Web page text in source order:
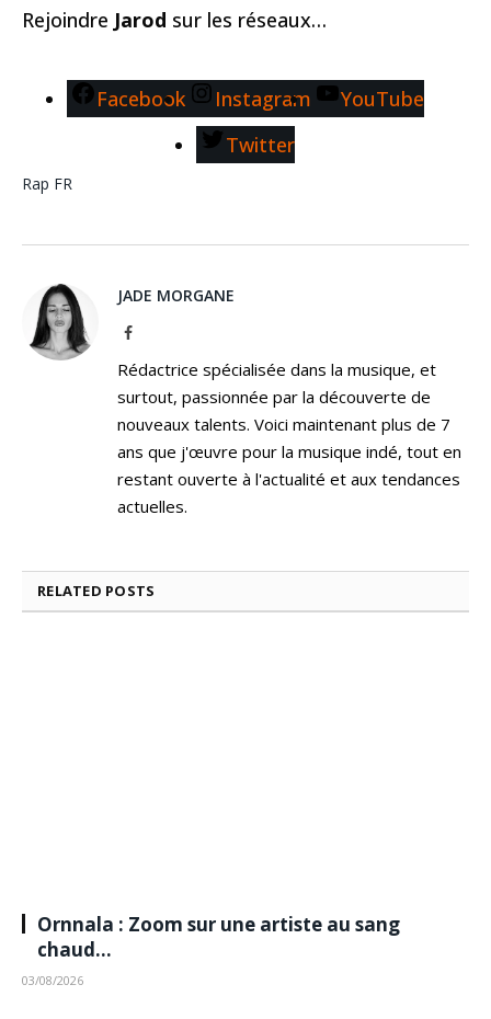
Rejoindre Jarod sur les réseaux…
Facebook Instagram
YouTube
Twitter
Rap FR
JADE MORGANE
Facebook
Rédactrice spécialisée dans la musique, et
surtout, passionnée par la découverte de
nouveaux talents. Voici maintenant plus de 7
ans que j'œuvre pour la musique indé, tout en
restant ouverte à l'actualité et aux tendances
actuelles.
RELATED POSTS
Ornnala : Zoom sur une artiste au sang
chaud…
03/08/2026